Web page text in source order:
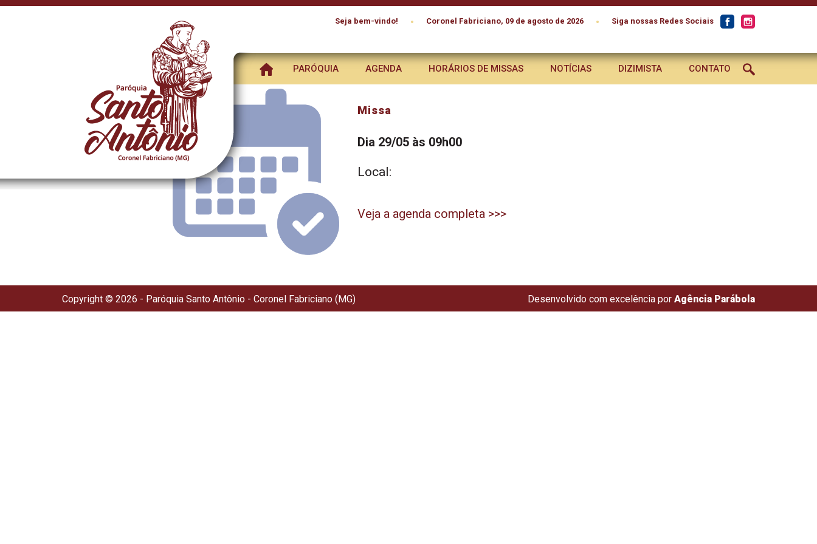
Seja bem-vindo! • Coronel Fabriciano, 09 de agosto de 2026 • Siga nossas Redes Sociais
PARÓQUIA AGENDA HORÁRIOS DE MISSAS NOTÍCIAS DIZIMISTA CONTATO
Missa
Dia 29/05 às 09h00
Local:
Veja a agenda completa >>>
Copyright © 2026 - Paróquia Santo Antônio - Coronel Fabriciano (MG) Desenvolvido com excelência por Agência Parábola